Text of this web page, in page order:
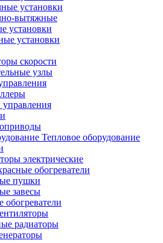
установки
вытяжные
установки
установки
скорости
узлы
Тепловое оборудование
электрические
обогреватели
пушки
завесы
обогреватели
радиаторы